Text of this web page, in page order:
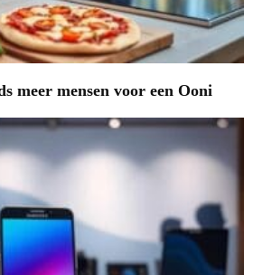
meer mensen voor een Ooni